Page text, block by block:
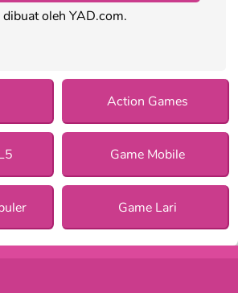
oleh YAD.com.
Action Games
Game Mobile
Game Lari